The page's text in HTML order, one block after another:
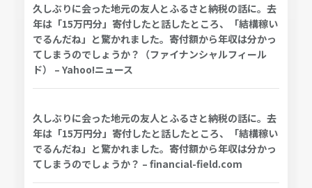
久しぶりに会った地元の友人とふるさと納税の話に。去
年は「15万円分」寄付したと話したところ、「結構稼い
でるんだね」と驚かれました。寄付額から年収は分かっ
てしまうのでしょうか？（ファイナンシャルフィール
ド） – Yahoo!ニュース
久しぶりに会った地元の友人とふるさと納税の話に。去
年は「15万円分」寄付したと話したところ、「結構稼い
でるんだね」と驚かれました。寄付額から年収は分かっ
てしまうのでしょうか？ – financial-field.com